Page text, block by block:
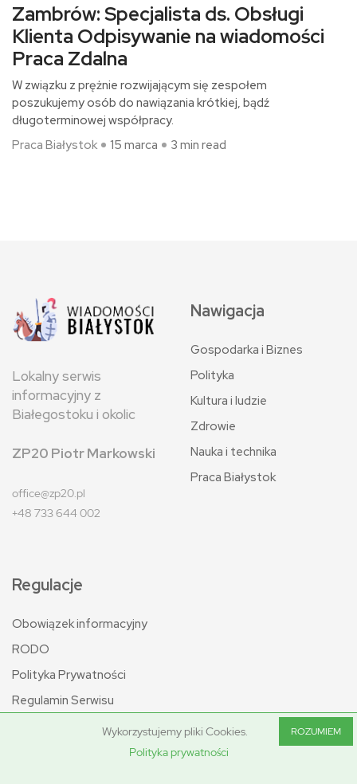
Zambrów: Specjalista ds. Obsługi
Klienta Odpisywanie na wiadomości
Praca Zdalna
W związku z prężnie rozwijającym się zespołem
poszukujemy osób do nawiązania krótkiej, bądź
długoterminowej współpracy.
Praca Białystok
15 marca 3 min read
Lokalny serwis
informacyjny z
Białegostoku i okolic
ZP20 Piotr Markowski
office@zp20.pl
+48 733 644 002
Nawigacja
Gospodarka i Biznes
Polityka
Kultura i ludzie
Zdrowie
Nauka i technika
Praca Białystok
Regulacje
Obowiązek informacyjny
RODO
Polityka Prywatności
Regulamin Serwisu
Wykorzystujemy pliki Cookies.
Polityka prywatności
ROZUMIEM